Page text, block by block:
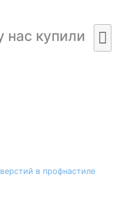
нас купили
в профнастиле